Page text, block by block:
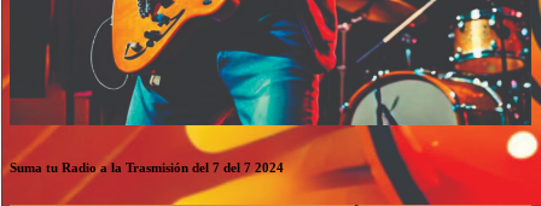
Suma tu Radio a la Trasmisión del 7 del 7 2024